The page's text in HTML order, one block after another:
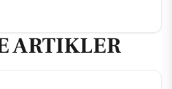
ARTIKLER